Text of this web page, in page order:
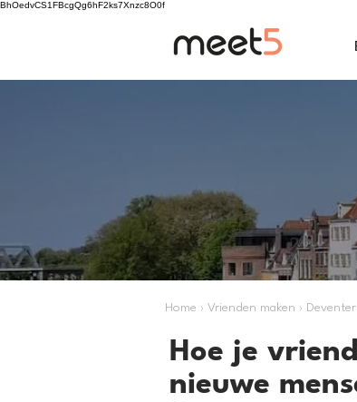
BhOedvCS1FBcgQg6hF2ks7Xnzc8O0f
Home › Vrienden maken › Deventer
Hoe je
nieuwe